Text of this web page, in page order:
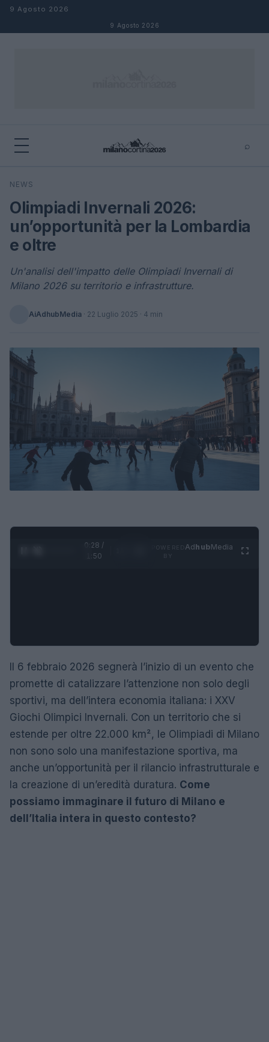
Salta al contenuto
9 Agosto 2026
9 Agosto 2026
⌕
Cerca
NEWS
Olimpiadi Invernali 2026:
un’opportunità per la Lombardia
e oltre
Un'analisi dell'impatto delle Olimpiadi Invernali di
Milano 2026 su territorio e infrastrutture.
AiAdhubMedia · 22 Luglio 2025 · 4 min
0:29 /
1:50
AdhubMedia
Il 6 febbraio 2026 segnerà l’inizio di un evento che
promette di catalizzare l’attenzione non solo degli
sportivi, ma dell’intera economia italiana: i XXV
Giochi Olimpici Invernali. Con un territorio che si
estende per oltre 22.000 km², le Olimpiadi di Milano
non sono solo una manifestazione sportiva, ma
anche un’opportunità per il rilancio infrastrutturale e
la creazione di un’eredità duratura. Come
possiamo immaginare il futuro di Milano e
dell’Italia intera in questo contesto?